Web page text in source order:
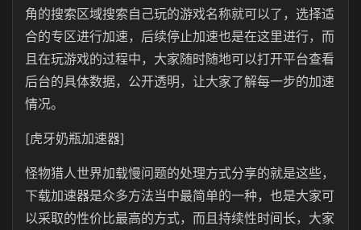
角的搜索区域搜索自己玩的游戏名称就可以了，选择适
合的专区进行加速，后续停止加速也是在这里进行，而
且在玩游戏的过程中，大家随时随地可以打开平台查看
后台的具体数据，公开透明，让大家了解每一步的加速
情况。
[虎牙奶瓶加速器]
怪物猎人世界加载慢问题的处理方式分享的就是这些，
下载加速器是众多方法当中最简单的一种，也是大家可
以采取的性价比最高的方式，而且持续性时间长，大家